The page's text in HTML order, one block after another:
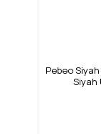
Pebeo
Siyah